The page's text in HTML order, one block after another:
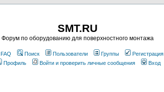
SMT.RU
Форум по оборудованию для поверхностного монтажа
FAQ Поиск Пользователи Группы
Регистрация
Профиль
Войти и проверить личные сообщения Вход